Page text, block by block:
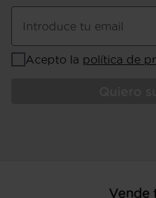
Introduce tu email
Acepto la política de
Vende